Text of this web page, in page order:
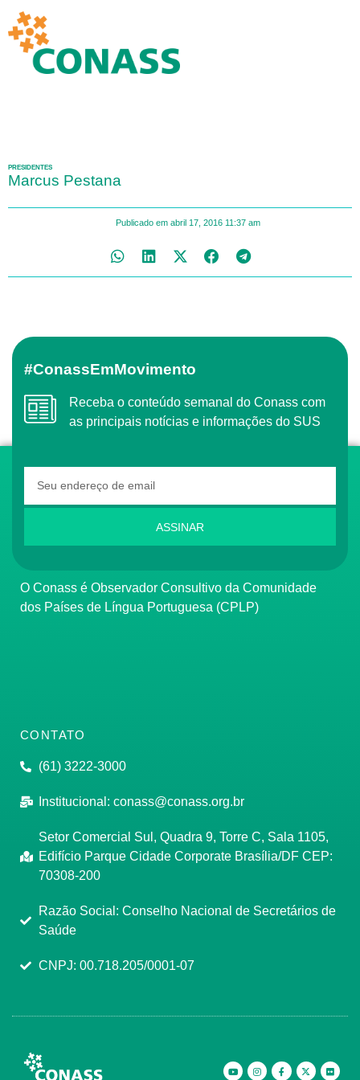
PRESIDENTES
Marcus Pestana
Publicado em abril 17, 2016 11:37 am
#ConassEmMovimento
Receba o conteúdo semanal do Conass com
as principais notícias e informações do SUS
ASSINAR
O Conass é Observador Consultivo da Comunidade
dos Países de Língua Portuguesa (CPLP)
CONTATO
(61) 3222-3000
Institucional: conass@conass.org.br
Setor Comercial Sul, Quadra 9, Torre C, Sala 1105,
Edifício Parque Cidade Corporate Brasília/DF CEP:
70308-200
Razão Social: Conselho Nacional de Secretários de
Saúde
CNPJ: 00.718.205/0001-07